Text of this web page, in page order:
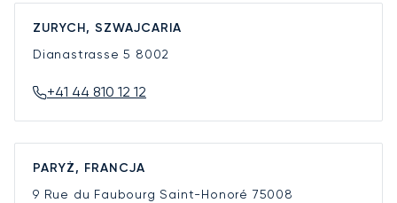
ZURYCH, SZWAJCARIA
Dianastrasse 5 8002
+41 44 810 12 12
PARYŻ, FRANCJA
9 Rue du Faubourg Saint-Honoré 75008